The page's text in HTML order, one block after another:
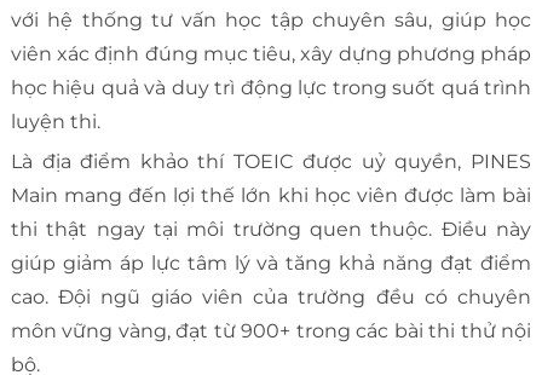
với hệ thống tư vấn học tập chuyên sâu, giúp học
viên xác định đúng mục tiêu, xây dựng phương pháp
học hiệu quả và duy trì động lực trong suốt quá trình
luyện thi.
Là địa điểm khảo thí TOEIC được uỷ quyền, PINES
Main mang đến lợi thế lớn khi học viên được làm bài
thi thật ngay tại môi trường quen thuộc. Điều này
giúp giảm áp lực tâm lý và tăng khả năng đạt điểm
cao. Đội ngũ giáo viên của trường đều có chuyên
môn vững vàng, đạt từ 900+ trong các bài thi thử nội
bộ.